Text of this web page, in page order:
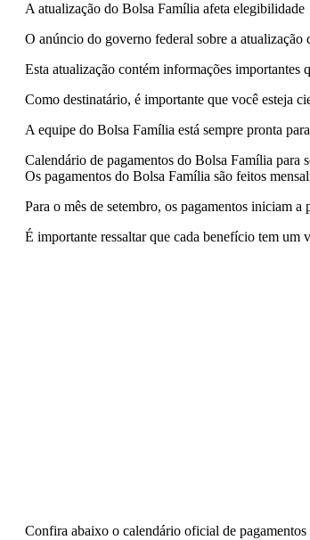
A atualização do Bolsa Família afeta elegibilidade
O anúncio do governo federal sobre a
Esta atualização contém informações importantes
Como destinatário, é importante que você esteja
A equipe do Bolsa Família está sempre pronta
Calendário de pagamentos do Bolsa Família para
Os pagamentos do Bolsa Família são feitos
Para o mês de setembro, os pagamentos iniciam a
É importante ressaltar que cada benefício tem um
Confira abaixo o calendário oficial de